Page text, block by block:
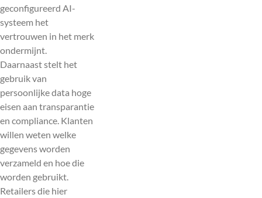
geconfigureerd AI-
systeem het
vertrouwen in het merk
ondermijnt.
Daarnaast stelt het
gebruik van
persoonlijke data hoge
eisen aan transparantie
en compliance. Klanten
willen weten welke
gegevens worden
verzameld en hoe die
worden gebruikt.
Retailers die hier